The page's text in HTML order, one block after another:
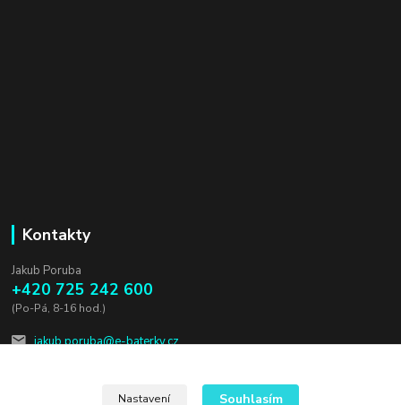
Kontakty
Jakub Poruba
+420 725 242 600
(Po-Pá, 8-16 hod.)
jakub.poruba@e-baterky.cz
Nastavení Souhlasím